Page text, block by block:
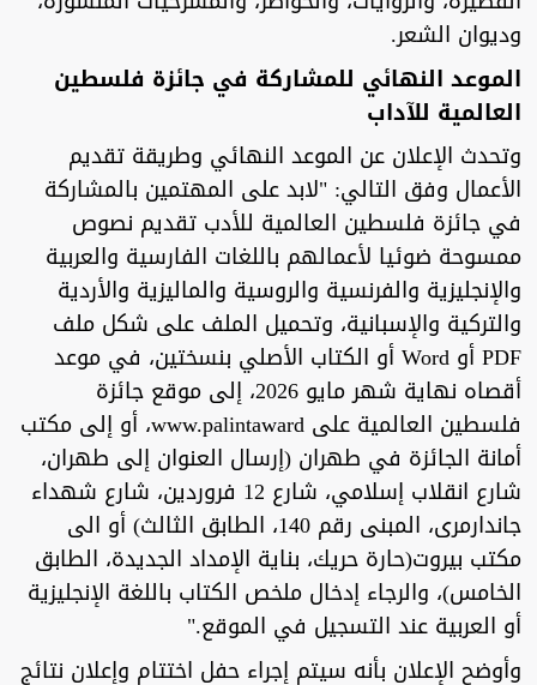
وديوان الشعر.
الموعد النهائي للمشاركة في جائزة فلسطين
العالمية للآداب
وتحدث الإعلان عن الموعد النهائي وطريقة تقديم
الأعمال وفق التالي: "لابد على المهتمين بالمشاركة
في جائزة فلسطين العالمية للأدب تقديم نصوص
ممسوحة ضوئيا لأعمالهم باللغات الفارسية والعربية
والإنجليزية والفرنسية والروسية والماليزية والأردية
والتركية والإسبانية، وتحميل الملف على شكل ملف
PDF أو Word أو الكتاب الأصلي بنسختين، في موعد
أقصاه نهاية شهر مايو 2026، إلى موقع جائزة
فلسطين العالمية على www.palintaward، أو إلى مكتب
أمانة الجائزة في طهران (إرسال العنوان إلى طهران،
شارع انقلاب إسلامي، شارع 12 فروردين، شارع شهداء
جاندارمری، المبنى رقم 140، الطابق الثالث) أو الى
مكتب بيروت(حارة حريك، بناية الإمداد الجديدة، الطابق
الخامس)، والرجاء إدخال ملخص الكتاب باللغة الإنجليزية
أو العربية عند التسجيل في الموقع."
وأوضح الإعلان بأنه سيتم إجراء حفل اختتام وإعلان نتائج